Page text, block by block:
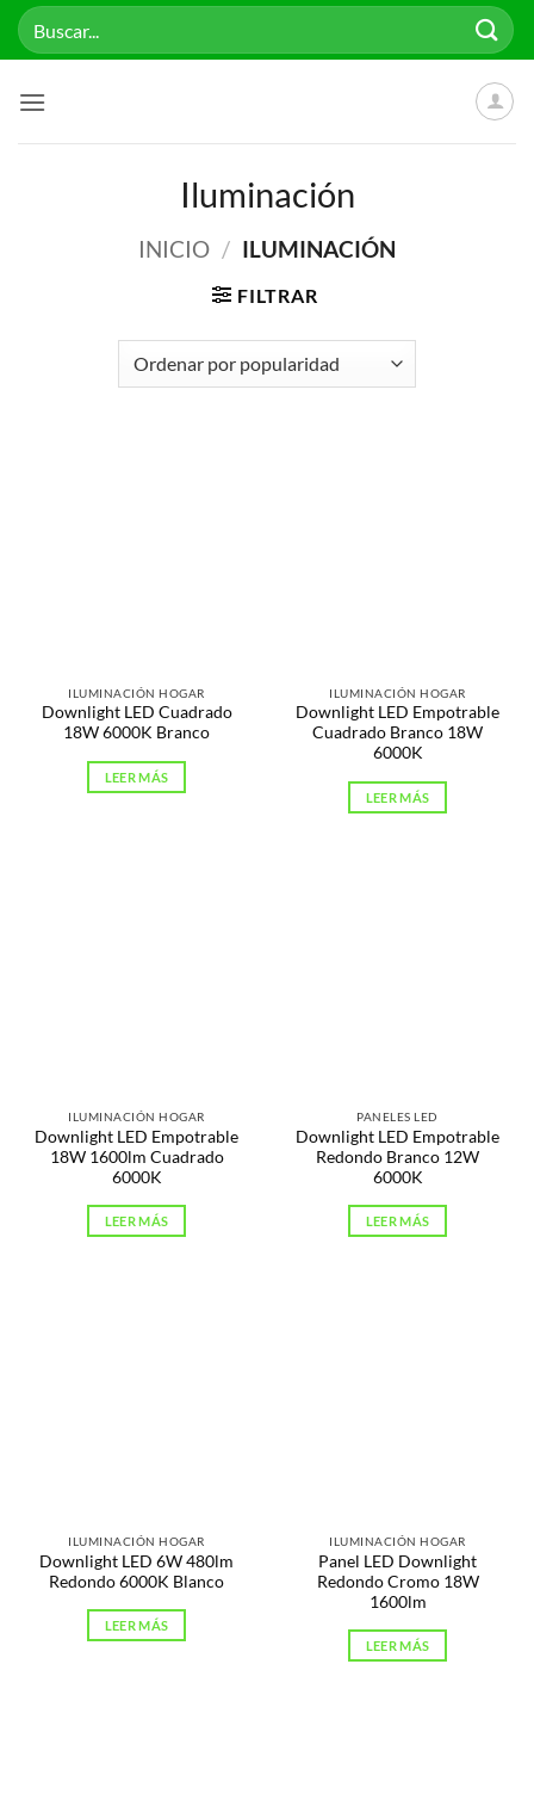
Saltar
Buscar
por:
Iluminación
INICIO / ILUMINACIÓN
FILTRAR
ILUMINACIÓN HOGAR
Downlight LED Cuadrado
18W 6000K Branco
LEER MÁS
ILUMINACIÓN HOGAR
Downlight LED Empotrable
Cuadrado Branco 18W
6000K
LEER MÁS
ILUMINACIÓN HOGAR
Downlight LED Empotrable
18W 1600lm Cuadrado
6000K
LEER MÁS
PANELES LED
Downlight LED Empotrable
Redondo Branco 12W
6000K
LEER MÁS
ILUMINACIÓN HOGAR
Downlight LED 6W 480lm
Redondo 6000K Blanco
LEER MÁS
ILUMINACIÓN HOGAR
Panel LED Downlight
Redondo Cromo 18W
1600lm
LEER MÁS